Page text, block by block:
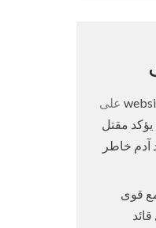
على
مقتل
آدم خاطر
قوى